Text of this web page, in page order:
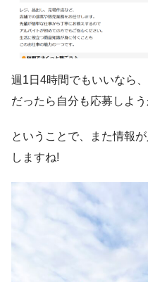
週1日4時間でもいいなら
だったら自分も応募しよ
ということで、また情報
しますね!